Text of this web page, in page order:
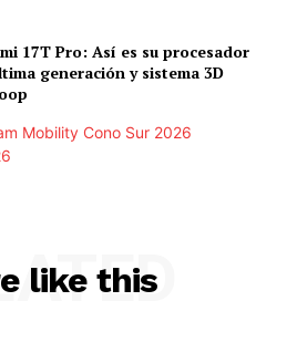
17T Pro: Así es su procesador
generación y sistema 3D
like this